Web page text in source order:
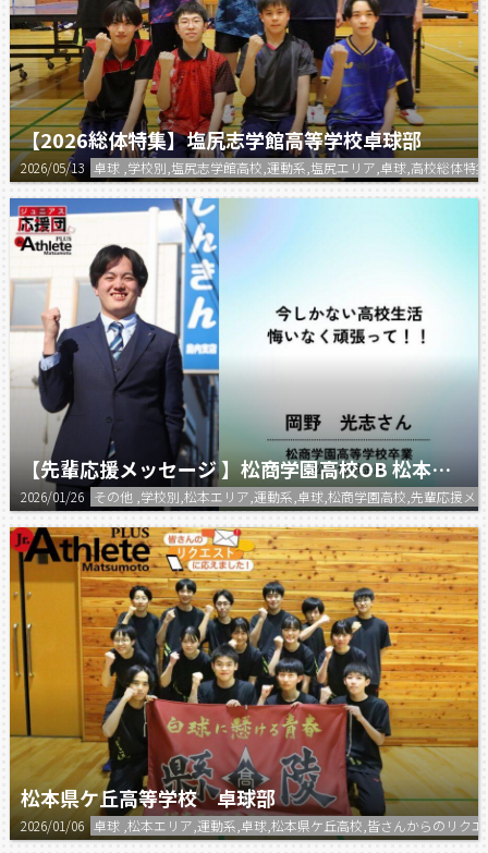
【2026総体特集】塩尻志学館高等学校卓球部
2026/05/13 卓球 ,学校別,塩尻志学館高校,運動系,塩尻エリア,卓球,高校総体特
【先輩応援メッセージ 】松商学園高校OB 松本信用金庫 岡野さん
2026/01/26 その他 ,学校別,松本エリア,運動系,卓球,松商学園高校,先輩応援メ
松本県ケ丘高等学校 卓球部
2026/01/06 卓球 ,松本エリア,運動系,卓球,松本県ケ丘高校,皆さんからのリク